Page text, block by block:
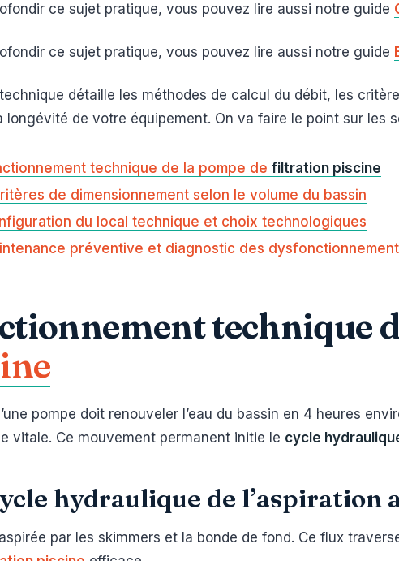
ce sujet pratique, vous pouvez lire aussi notre guide
ce sujet pratique, vous pouvez lire aussi notre guide
détaille les méthodes de calcul du débit, les
longévité de votre équipement. On va faire le point sur les
technique de la pompe de filtration piscine
de dimensionnement selon le volume du bassin
du local technique et choix technologiques
préventive et diagnostic des
technique
pompe doit renouveler l’eau du bassin en 4 heures
vitale. Ce mouvement permanent initie le cycle
hydraulique de l’aspiration
aspirée par les skimmers et la bonde de fond. Ce flux